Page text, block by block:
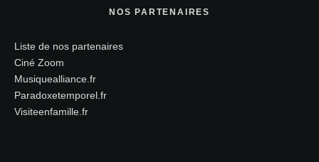
NOS PARTENAIRES
Liste de nos partenaires
Ciné Zoom
Musiquealliance.fr
Paradoxetemporel.fr
Visiteenfamille.fr